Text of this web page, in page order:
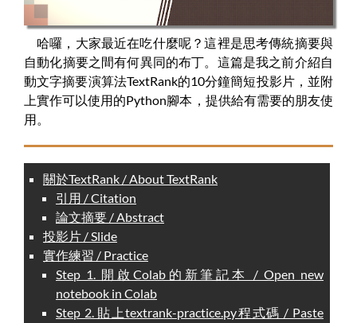
哈囉，大家最近在吃什麼呢？這裡是思考傳統摘要與
自動化摘要之間有何異同的布丁。這篇是我之前介紹自
動文字摘要演算法TextRank的10分鐘簡短投影片，並附
上實作可以使用的Python腳本，提供給有需要的朋友使
用。
關於TextRank / About TextRank
引用 / Citation
論文摘要 / Abstract
投影片 / Slide
實作練習 / Practice
Step 1. 開啟Colab的新筆記本 / Open new
notebook in Colab
Step 2. 貼上textrank-practice.py程式碼 / Paste